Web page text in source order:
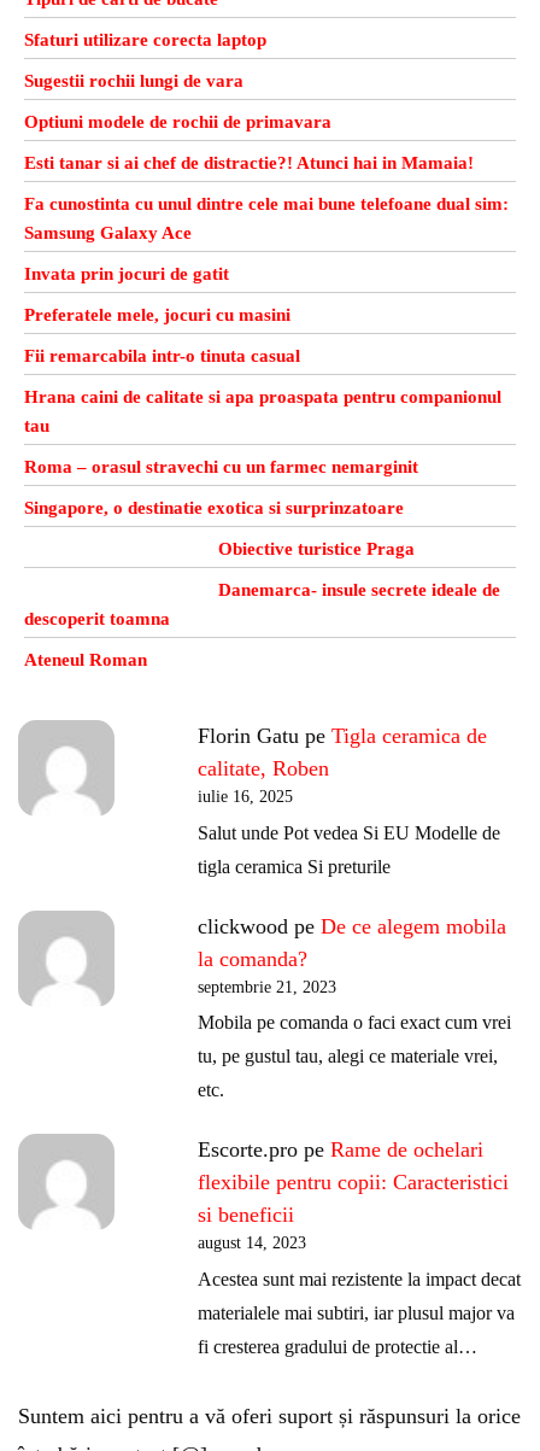
Sfaturi utilizare corecta laptop
Sugestii rochii lungi de vara
Optiuni modele de rochii de primavara
Esti tanar si ai chef de distractie?! Atunci hai in Mamaia!
Fa cunostinta cu unul dintre cele mai bune telefoane dual sim:
Samsung Galaxy Ace
Invata prin jocuri de gatit
Preferatele mele, jocuri cu masini
Fii remarcabila intr-o tinuta casual
Hrana caini de calitate si apa proaspata pentru companionul
tau
Roma – orasul stravechi cu un farmec nemarginit
Singapore, o destinatie exotica si surprinzatoare
Obiective turistice Praga
Danemarca- insule secrete ideale de
descoperit toamna
Ateneul Roman
Florin Gatupe Tigla ceramica de
calitate, Roben
iulie 16, 2025
Salut unde Pot vedea Si EU Modelle de
tigla ceramica Si preturile
clickwood pe De ce alegem mobila
la comanda?
septembrie 21, 2023
Mobila pe comanda o faci exact cum vrei
tu, pe gustul tau, alegi ce materiale vrei,
etc.
Escorte.prope Rame de ochelari
flexibile pentru copii: Caracteristici
si beneficii
august 14, 2023
Acestea sunt mai rezistente la impact decat
materialele mai subtiri, iar plusul major va
fi cresterea gradului de protectie al…
Suntem aici pentru a vă oferi suport și răspunsuri la orice